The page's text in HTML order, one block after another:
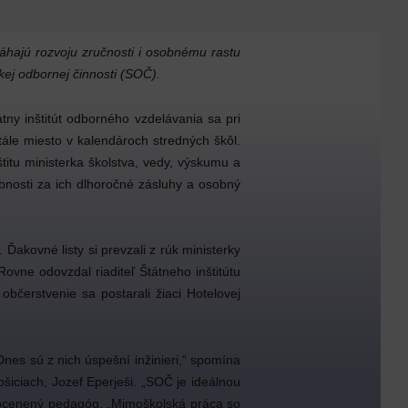
rozvoju zručnosti i osobnému rastu
odbornej činnosti (SOČ).
inštitút odborného vzdelávania sa pri
miesto v kalendároch stredných škôl.
ministerka školstva, vedy, výskumu a
za ich dlhoročné zásluhy a osobný
listy si prevzali z rúk ministerky
odovzdal riaditeľ Štátneho inštitútu
sa postarali žiaci Hotelovej
sú z nich úspešní inžinieri,“ spomína
Jozef Eperješi. „SOČ je ideálnou
pedagóg. „Mimoškolská práca so